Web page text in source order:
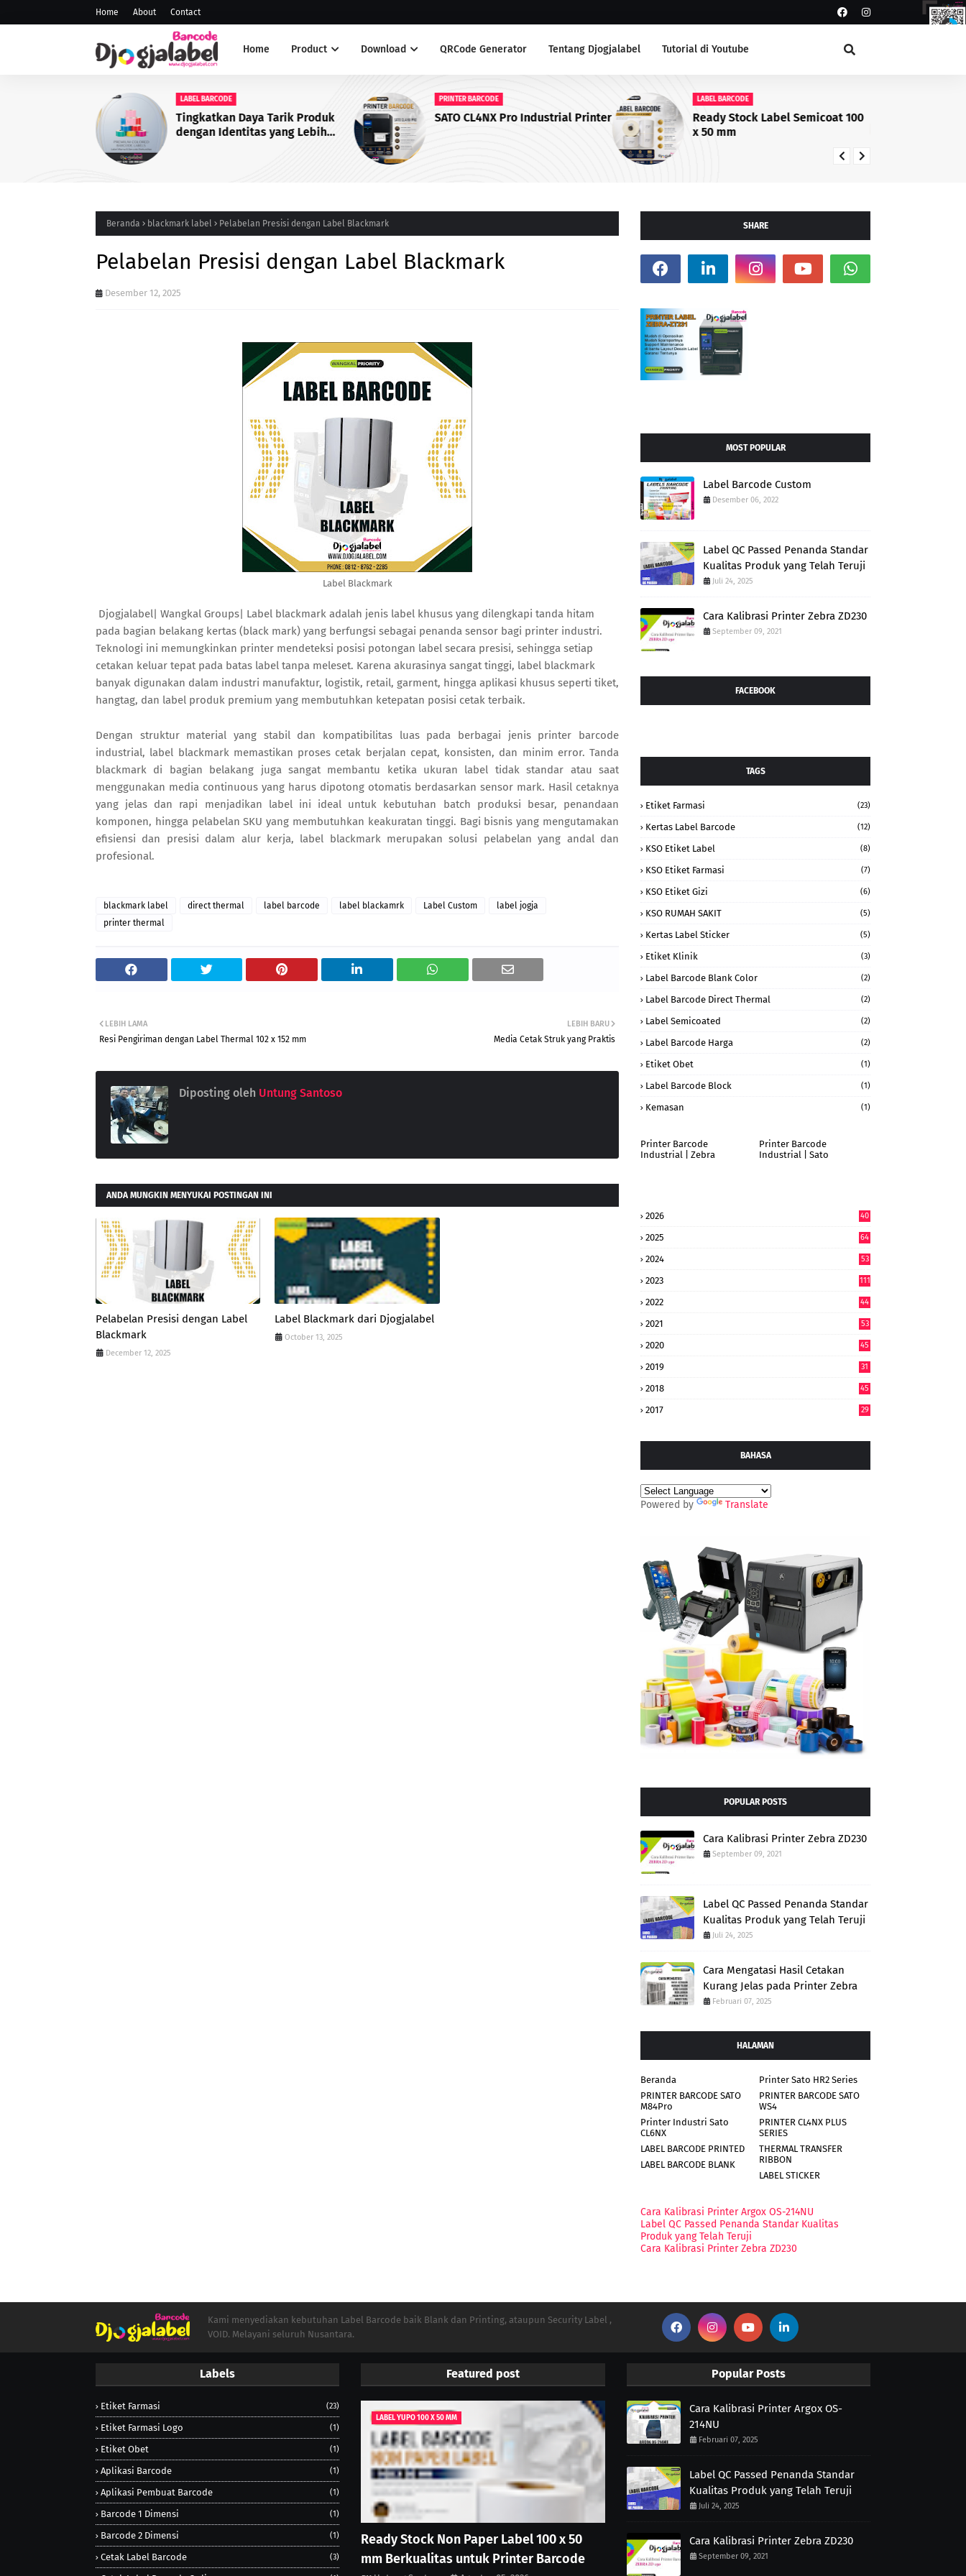
Home About Contact
Home Product Download QRCode Generator Tentang Djogjalabel Tutorial di Youtube
LABEL BARCODE
Tingkatkan Daya Tarik Produk
dengan Identitas yang Lebih
PRINTER BARCODE
SATO CL4NX Pro Industrial Printer
LABEL BARCODE
Ready Stock Label Semicoat 100
x 50 mm
Beranda blackmark label Pelabelan Presisi dengan Label Blackmark
Pelabelan Presisi dengan Label Blackmark
Desember 12, 2025
Label Blackmark
Djogjalabel| Wangkal Groups| Label blackmark adalah jenis label khusus yang dilengkapi tanda hitam
pada bagian belakang kertas (black mark) yang berfungsi sebagai penanda sensor bagi printer industri.
Teknologi ini memungkinkan printer mendeteksi posisi potongan label secara presisi, sehingga setiap
cetakan keluar tepat pada batas label tanpa meleset. Karena akurasinya sangat tinggi, label blackmark
banyak digunakan dalam industri manufaktur, logistik, retail, garment, hingga aplikasi khusus seperti tiket,
hangtag, dan label produk premium yang membutuhkan ketepatan posisi cetak terbaik.
Dengan struktur material yang stabil dan kompatibilitas luas pada berbagai jenis printer barcode
industrial, label blackmark memastikan proses cetak berjalan cepat, konsisten, dan minim error. Tanda
blackmark di bagian belakang juga sangat membantu ketika ukuran label tidak standar atau saat
menggunakan media continuous yang harus dipotong otomatis berdasarkan sensor mark. Hasil cetaknya
yang jelas dan rapi menjadikan label ini ideal untuk kebutuhan batch produksi besar, penandaan
komponen, hingga pelabelan SKU yang membutuhkan keakuratan tinggi. Bagi bisnis yang mengutamakan
efisiensi dan presisi dalam alur kerja, label blackmark merupakan solusi pelabelan yang andal dan
profesional.
blackmark label direct thermal label barcode label blackamrk Label Custom
label jogja
printer thermal
LEBIH BARU
Media Cetak Struk yang Praktis
LEBIH LAMA
Resi Pengiriman dengan Label Thermal 102 x 152 mm
Diposting oleh Untung Santoso
ANDA MUNGKIN MENYUKAI POSTINGAN INI
Pelabelan Presisi dengan Label
Blackmark
December 12, 2025
Label Blackmark dari Djogjalabel
October 13, 2025
SHARE
MOST POPULAR
Label Barcode Custom
Desember 06, 2022
Label QC Passed Penanda Standar
Kualitas Produk yang Telah Teruji
Juli 24, 2025
Cara Kalibrasi Printer Zebra ZD230
September 09, 2021
FACEBOOK
TAGS
Etiket Farmasi (23)
Kertas Label Barcode (12)
KSO Etiket Label (8)
KSO Etiket Farmasi (7)
KSO Etiket Gizi (6)
KSO RUMAH SAKIT (5)
Kertas Label Sticker (5)
Etiket Klinik (3)
Label Barcode Blank Color (2)
Label Barcode Direct Thermal (2)
Label Semicoated (2)
Label Barcode Harga (2)
Etiket Obet (1)
Label Barcode Block (1)
Kemasan (1)
Printer Barcode
Industrial | Zebra
Printer Barcode
Industrial | Sato
2026
40
2025
64
2024
53
2023 111
2022
44
2021 53
2020 45
2019 31
2018 45
2017 29
BAHASA
Powered by Translate
POPULAR POSTS
Cara Kalibrasi Printer Zebra ZD230
September 09, 2021
Label QC Passed Penanda Standar
Kualitas Produk yang Telah Teruji
Juli 24, 2025
Cara Mengatasi Hasil Cetakan
Kurang Jelas pada Printer Zebra
Februari 07, 2025
HALAMAN
Beranda
Printer Sato HR2 Series
PRINTER BARCODE SATO
M84Pro
PRINTER BARCODE SATO
WS4
Printer Industri Sato
CL6NX
PRINTER CL4NX PLUS
SERIES
LABEL BARCODE PRINTED
THERMAL TRANSFER
RIBBON
LABEL BARCODE BLANK
LABEL STICKER
Cara Kalibrasi Printer Argox OS-214NU
Label QC Passed Penanda Standar Kualitas
Produk yang Telah Teruji
Cara Kalibrasi Printer Zebra ZD230
Kami menyediakan kebutuhan Label Barcode baik Blank dan Printing, ataupun Security Label ,
VOID. Melayani seluruh Nusantara.
Labels
Etiket Farmasi (23)
Etiket Farmasi Logo (1)
Etiket Obet (1)
Aplikasi Barcode (1)
Aplikasi Pembuat Barcode (1)
Barcode 1 Dimensi (1)
Barcode 2 Dimensi (1)
Cetak Label Barcode (3)
Featured post
LABEL YUPO 100 X 50 MM
Ready Stock Non Paper Label 100 x 50
mm Berkualitas untuk Printer Barcode
Popular Posts
Cara Kalibrasi Printer Argox OS-
214NU
Februari 07, 2025
Label QC Passed Penanda Standar
Kualitas Produk yang Telah Teruji
Juli 24, 2025
Cara Kalibrasi Printer Zebra ZD230
September 09, 2021